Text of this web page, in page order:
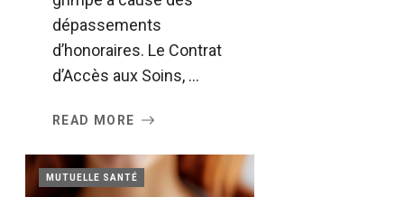
dépassements
d’honoraires. Le Contrat
d’Accès aux Soins, ...
READ MORE
MUTUELLE SANTÉ